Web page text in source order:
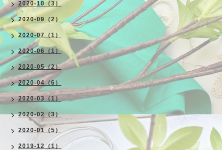
2020-10（3）
2020-09（2）
2020-07（1）
2020-06（1）
2020-05（2）
2020-04（6）
2020-03（1）
2020-02（3）
2020-01（5）
2019-12（1）